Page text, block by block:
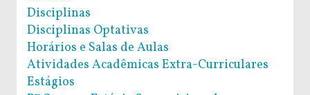
Disciplinas
Disciplinas Optativas
Horários e Salas de Aulas
Atividades Acadêmicas Extra-Curriculares
Estágios